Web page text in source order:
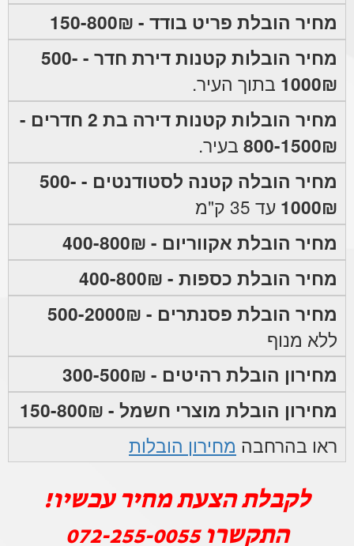
מחיר הובלת פריט בודד - 150-800₪
מחיר הובלות קטנות דירת חדר - 500-
1000₪ בתוך העיר.
מחיר הובלות קטנות דירה בת 2 חדרים -
800-1500₪ בעיר.
מחיר הובלה קטנה לסטודנטים - 500-
1000₪ עד 35 ק"מ
מחיר הובלת אקווריום - 400-800₪
מחיר הובלת כספות - 400-800₪
מחיר הובלת פסנתרים - 500-2000₪
ללא מנוף
מחירון הובלת רהיטים - 300-500₪
מחירון הובלת מוצרי חשמל - 150-800₪
ראו בהרחבה מחירון הובלות
לקבלת הצעת מחיר עכשיו!
התקשרו072-255-0055